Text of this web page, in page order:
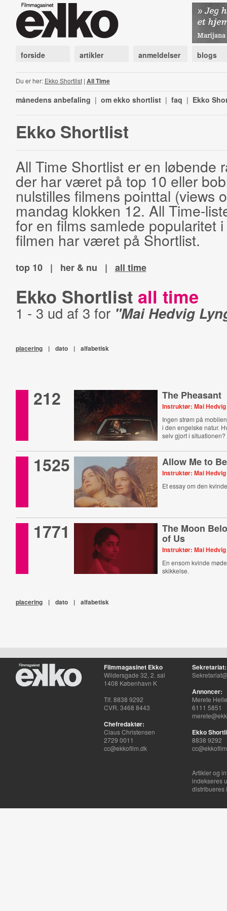
forside artikler anmeldelser blogs
Du er her: Ekko Shortlist| All Time
månedens anbefaling | om ekko shortlist | faq | Ekko
Ekko Shortlist
All Time Shortlist er en løbende
der har været på top 10 eller
nulstilles filmens pointtal (views
mandag klokken 12. All Time-
for en films samlede popularitet
filmen har været på Shortlist.
top 10 | her & nu | all time
Ekko Shortlist all time
1 - 3 ud af 3 for "Mai Hedvig
placering | dato | alfabetisk
212 The Pheasant
Instruktør: Mai
Ingen strøm på
i den engelske natur.
selv gjort i situationen?
1525 Allow Me to Be
Instruktør: Mai
Et essay om den
1771 The Moon
of Us
Instruktør: Mai
En ensom kvinde
skikkelse.
placering | dato | alfabetisk
Filmmagasinet Ekko
Wildersgade 32, 2. sal
1408 København K
Tlf. 8838 9292
CVR. 3468 8443
Chefredaktør:
Claus Christensen
2729 0011
cc@ekkofilm.dk
Sekretariat:
Annoncer:
Merete
6111 5851
Ekko
8838 9292
Artikler og
indekseres
distribueres